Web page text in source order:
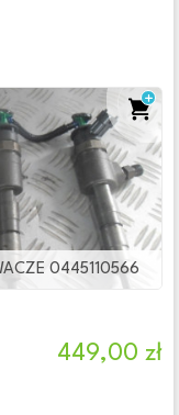
0445110566
449,00 zł